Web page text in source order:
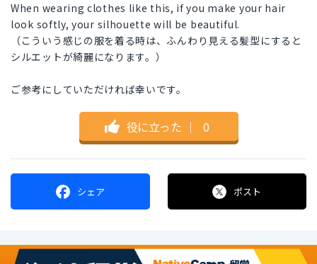
When wearing clothes like this, if you make your hair
look softly, your silhouette will be beautiful.
（こういう感じの服を着る時は、ふんわり見える髪型にすると
シルエットが綺麗になります。）
ご参考にしていただければ幸いです。
役に立った ｜ 0
シェア ポスト